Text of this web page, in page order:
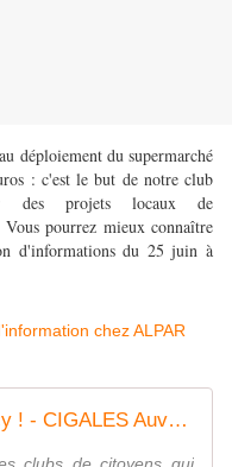
déploiement du supermarché
: c'est le but de notre club
des projets locaux de
pourrez mieux connaître
d'informations du 25 juin à
Apéro'CIGALES #2... à Annecy ! - CIGALES Auvergne-Rhône-Alpes